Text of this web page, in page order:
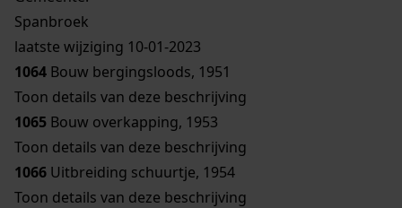
Spanbroek
laatste wijziging 10-01-2023
1064 Bouw bergingsloods, 1951
Toon details van deze beschrijving
1065 Bouw overkapping, 1953
Toon details van deze beschrijving
1066 Uitbreiding schuurtje, 1954
Toon details van deze beschrijving